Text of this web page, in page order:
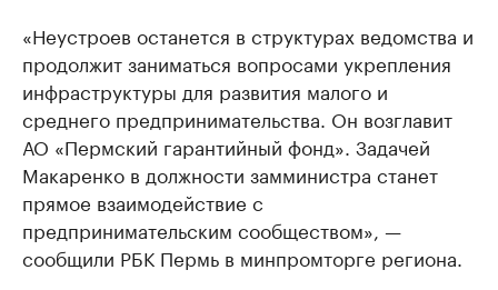
«​Неустроев останется в структурах ведомства и
продолжит заниматься вопросами укрепления
инфраструктуры для развития малого и
среднего предпринимательства. Он возглавит
АО «Пермский гарантийный фонд». Задачей
Макаренко в должности замминистра станет
прямое взаимодействие с
предпринимательским сообществом», —
сообщили РБК Пермь в минпромторге региона.